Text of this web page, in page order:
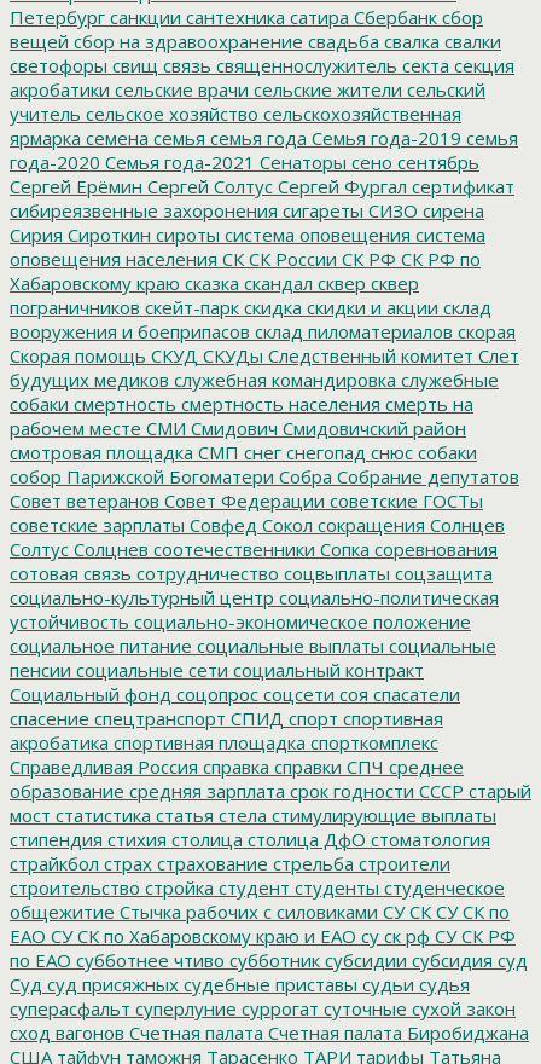
Петербург санкции сантехника сатира Сбербанк сбор
вещей сбор на здравоохранение свадьба свалка свалки
светофоры свищ связь священнослужитель секта секция
акробатики сельские врачи сельские жители сельский
учитель сельское хозяйство сельскохозяйственная
ярмарка семена семья семья года Семья года-2019 семья
года-2020 Семья года-2021 Сенаторы сено сентябрь
Сергей Ерёмин Сергей Солтус Сергей Фургал сертификат
сибиреязвенные захоронения сигареты СИЗО сирена
Сирия Сироткин сироты система оповещения система
оповещения населения СК СК России СК РФ СК РФ по
Хабаровскому краю сказка скандал сквер сквер
пограничников скейт-парк скидка скидки и акции склад
вооружения и боеприпасов склад пиломатериалов скорая
Скорая помощь СКУД СКУДы Следственный комитет Слет
будущих медиков служебная командировка служебные
собаки смертность смертность населения смерть на
рабочем месте СМИ Смидович Смидовичский район
смотровая площадка СМП снег снегопад снюс собаки
собор Парижской Богоматери Собра Собрание депутатов
Совет ветеранов Совет Федерации советские ГОСТы
советские зарплаты Совфед Сокол сокращения Солнцев
Солтус Солцнев соотечественники Сопка соревнования
сотовая связь сотрудничество соцвыплаты соцзащита
социально-культурный центр социально-политическая
устойчивость социально-экономическое положение
социальное питание социальные выплаты социальные
пенсии социальные сети социальный контракт
Социальный фонд соцопрос соцсети соя спасатели
спасение спецтранспорт СПИД спорт спортивная
акробатика спортивная площадка спорткомплекс
Справедливая Россия справка справки СПЧ среднее
образование средняя зарплата срок годности СССР старый
мост статистика статья стела стимулирующие выплаты
стипендия стихия столица столица ДфО стоматология
страйкбол страх страхование стрельба строители
строительство стройка студент студенты студенческое
общежитие Стычка рабочих с силовиками СУ СК СУ СК по
ЕАО СУ СК по Хабаровскому краю и ЕАО су ск рф СУ СК РФ
по ЕАО субботнее чтиво субботник субсидии субсидия суд
Суд суд присяжных судебные приставы судьи судья
суперасфальт суперлуние суррогат суточные сухой закон
сход вагонов Счетная палата Счетная палата Биробиджана
США тайфун таможня Тарасенко ТАРИ тарифы Татьяна